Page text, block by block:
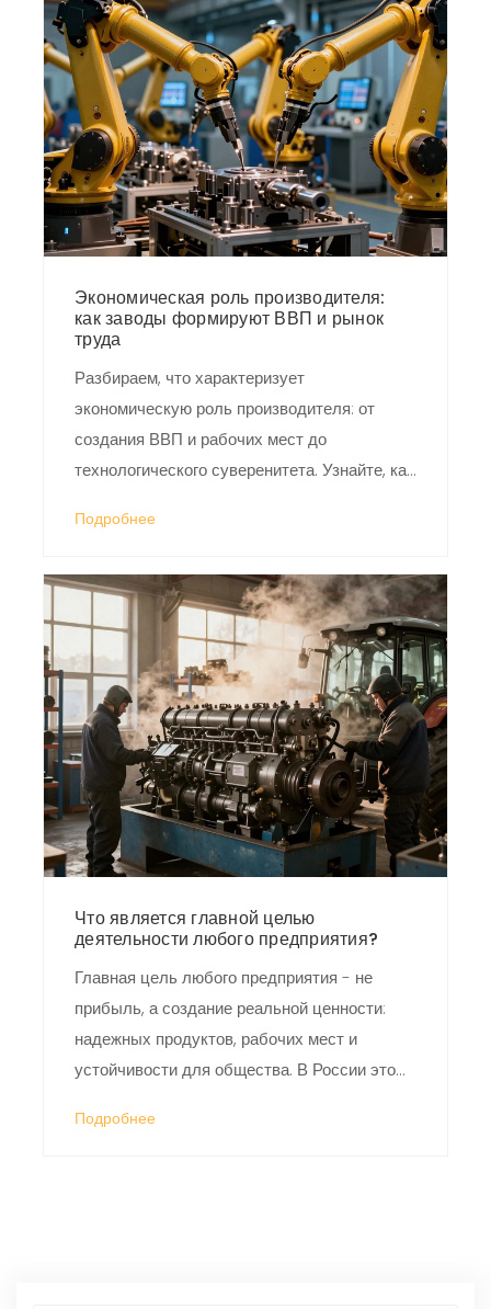
Экономическая роль производителя:
как заводы формируют ВВП и рынок
труда
Разбираем, что характеризует
экономическую роль производителя: от
создания ВВП и рабочих мест до
технологического суверенитета. Узнайте, как
регионов.
Подробнее
Что является главной целью
деятельности любого предприятия?
Главная цель любого предприятия - не
прибыль, а создание реальной ценности:
надежных продуктов, рабочих мест и
устойчивости для общества. В России это
импортозамещения.
Подробнее